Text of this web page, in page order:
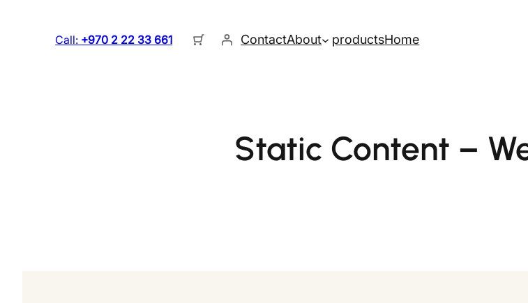
Home
products
About
Contact
Call: +970 2 22 33 661
Static Content –